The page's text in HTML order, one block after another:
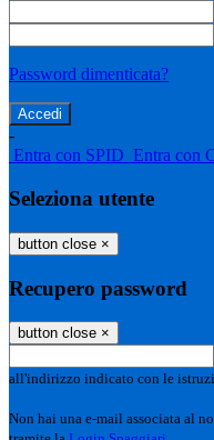
Password dimenticata?
-
Entra con SPID Entra con
Seleziona utente
button close ×
Recupero password
button close ×
all'indirizzo indicato con le
Non hai una e-mail associata al